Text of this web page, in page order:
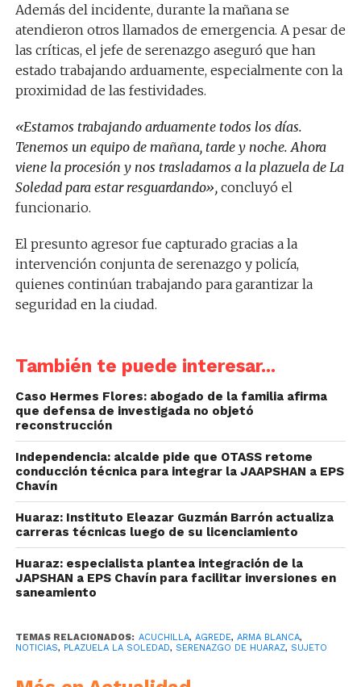
Además del incidente, durante la mañana se
atendieron otros llamados de emergencia. A pesar de
las críticas, el jefe de serenazgo aseguró que han
estado trabajando arduamente, especialmente con la
proximidad de las festividades.
«Estamos trabajando arduamente todos los días.
Tenemos un equipo de mañana, tarde y noche. Ahora
viene la procesión y nos trasladamos a la plazuela de La
Soledad para estar resguardando», concluyó el
funcionario.
El presunto agresor fue capturado gracias a la
intervención conjunta de serenazgo y policía,
quienes continúan trabajando para garantizar la
seguridad en la ciudad.
También te puede interesar...
Caso Hermes Flores: abogado de la familia afirma
que defensa de investigada no objetó
reconstrucción
Independencia: alcalde pide que OTASS retome
conducción técnica para integrar la JAAPSHAN a EPS
Chavín
Huaraz: Instituto Eleazar Guzmán Barrón actualiza
carreras técnicas luego de su licenciamiento
Huaraz: especialista plantea integración de la
JAPSHAN a EPS Chavín para facilitar inversiones en
saneamiento
TEMAS RELACIONADOS: ACUCHILLA, AGREDE, ARMA BLANCA,
NOTICIAS, PLAZUELA LA SOLEDAD, SERENAZGO DE HUARAZ, SUJETO